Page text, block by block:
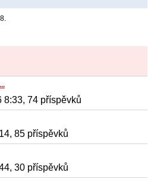
8:33, 74 příspěvků
85 příspěvků
30 příspěvků